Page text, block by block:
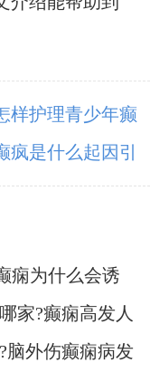
样护理青少年癫
疯是什么起因引
痫为什么会诱
家?癫痫高发人
脑外伤癫痫病发